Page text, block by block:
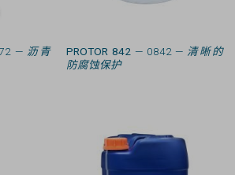
— 沥青
PROTOR 842 — 0842 — 清晰的
防腐蚀保护